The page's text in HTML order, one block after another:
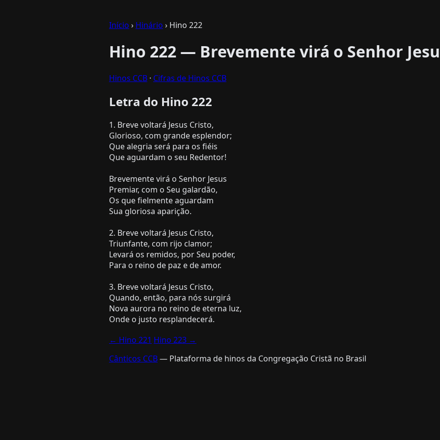
Início › Hinário › Hino 222
Hino 222 — Brevemente virá o Senhor
Hinos CCB · Cifras de Hinos CCB
Letra do Hino 222
1. Breve voltará Jesus Cristo,
Glorioso, com grande esplendor;
Que alegria será para os fiéis
Que aguardam o seu Redentor!
Brevemente virá o Senhor Jesus
Premiar, com o Seu galardão,
Os que fielmente aguardam
Sua gloriosa aparição.
2. Breve voltará Jesus Cristo,
Triunfante, com rijo clamor;
Levará os remidos, por Seu poder,
Para o reino de paz e de amor.
3. Breve voltará Jesus Cristo,
Quando, então, para nós surgirá
Nova aurora no reino de eterna luz,
← Hino 221 Hino 223 →
Cânticos CCB— Plataforma de hinos da Congregação Cristã no Brasil